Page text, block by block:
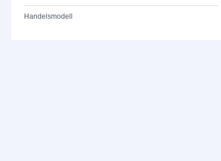
Handelsmodell